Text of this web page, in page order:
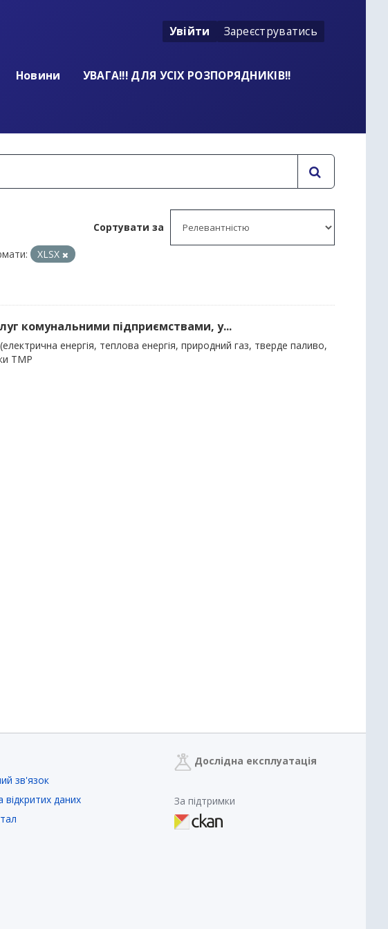
Увійти Зареєструватись
Новини
УВАГА!!! ДЛЯ УСІХ РОЗПОРЯДНИКІВ!!
Сортувати за
XLSX
комунальними підприємствами, у...
енергія, теплова енергія, природний газ, тверде паливо,
ТМР
зв'язок
відкритих даних
Дослідна експлуатація
За підтримки